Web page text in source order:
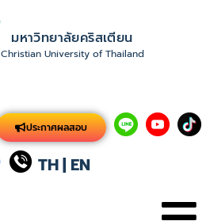
มหาวิทยาลัยคริสเตียน
Christian University of Thailand
ประกาศผลสอบ
TH| EN